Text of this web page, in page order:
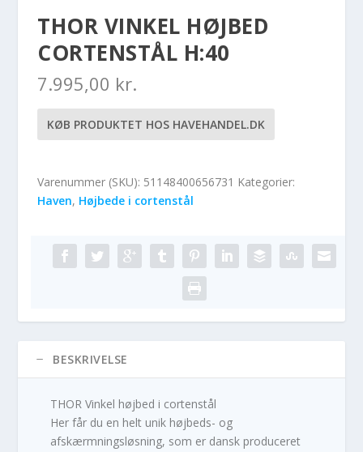
THOR VINKEL HØJBED
CORTENSTÅL H:40
7.995,00 kr.
KØB PRODUKTET HOS HAVEHANDEL.DK
Varenummer (SKU): 51148400656731 Kategorier:
Haven, Højbede i cortenstål
BESKRIVELSE
THOR Vinkel højbed i cortenstål
Her får du en helt unik højbeds- og
afskærmningsløsning, som er dansk produceret